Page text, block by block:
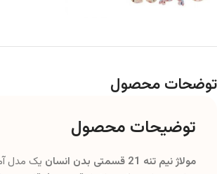
توضحات محصول
توضیحات محصول
مولاژ نیم تنه 21 قسمتی بدن انسان